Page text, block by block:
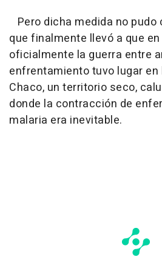
Pero dicha medida no
que finalmente llevó a que
oficialmente la guerra entre
enfrentamiento tuvo lugar en
Chaco, un territorio seco,
donde la contracción de
malaria era inevitable.